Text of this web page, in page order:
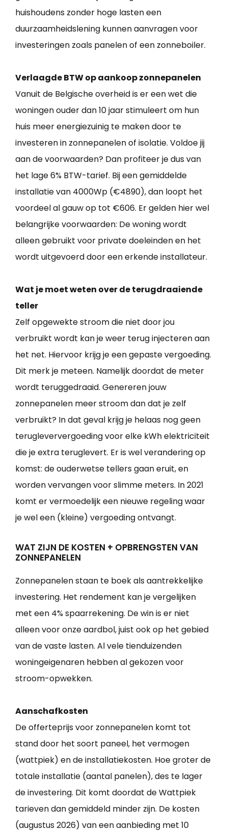
huishoudens zonder hoge lasten een
duurzaamheidslening kunnen aanvragen voor
investeringen zoals panelen of een zonneboiler.
Verlaagde BTW op aankoop zonnepanelen
Vanuit de Belgische overheid is er een wet die
woningen ouder dan 10 jaar stimuleert om hun
huis meer energiezuinig te maken door te
investeren in zonnepanelen of isolatie. Voldoe jij
aan de voorwaarden? Dan profiteer je dus van
het lage 6% BTW-tarief. Bij een gemiddelde
installatie van 4000Wp (€4890), dan loopt het
voordeel al gauw op tot €606. Er gelden hier wel
belangrijke voorwaarden: De woning wordt
alleen gebruikt voor private doeleinden en het
wordt uitgevoerd door een erkende installateur.
Wat je moet weten over de terugdraaiende
teller
Zelf opgewekte stroom die niet door jou
verbruikt wordt kan je weer terug injecteren aan
het net. Hiervoor krijg je een gepaste vergoeding.
Dit merk je meteen. Namelijk doordat de meter
wordt teruggedraaid. Genereren jouw
zonnepanelen meer stroom dan dat je zelf
verbruikt? In dat geval krijg je helaas nog geen
terugleververgoeding voor elke kWh elektriciteit
die je extra teruglevert. Er is wel verandering op
komst: de ouderwetse tellers gaan eruit, en
worden vervangen voor slimme meters. In 2021
komt er vermoedelijk een nieuwe regeling waar
je wel een (kleine) vergoeding ontvangt.
WAT ZIJN DE KOSTEN + OPBRENGSTEN VAN
ZONNEPANELEN
Zonnepanelen staan te boek als aantrekkelijke
investering. Het rendement kan je vergelijken
met een 4% spaarrekening. De win is er niet
alleen voor onze aardbol, juist ook op het gebied
van de vaste lasten. Al vele tienduizenden
woningeigenaren hebben al gekozen voor
stroom-opwekken.
Aanschafkosten
De offerteprijs voor zonnepanelen komt tot
stand door het soort paneel, het vermogen
(wattpiek) en de installatiekosten. Hoe groter de
totale installatie (aantal panelen), des te lager
de investering. Dit komt doordat de Wattpiek
tarieven dan gemiddeld minder zijn. De kosten
(augustus 2026) van een aanbieding met 10